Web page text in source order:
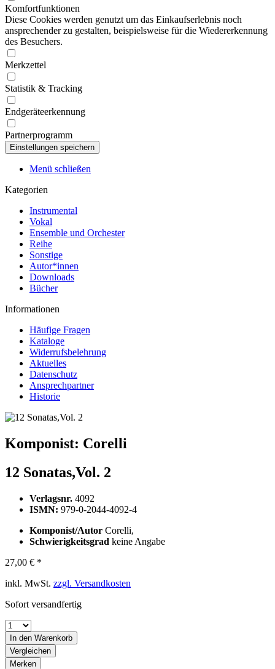
Komfortfunktionen
Diese Cookies werden genutzt um das Einkaufserlebnis noch
ansprechender zu gestalten, beispielsweise für die Wiedererkennung
des Besuchers.
Merkzettel
Statistik & Tracking
Endgeräteerkennung
Partnerprogramm
Menü schließen
Kategorien
Instrumental
Vokal
Ensemble und Orchester
Reihe
Sonstige
Autor*innen
Downloads
Bücher
Informationen
Häufige Fragen
Kataloge
Widerrufsbelehrung
Aktuelles
Datenschutz
Ansprechpartner
Historie
Komponist: Corelli
12 Sonatas,Vol. 2
Verlagsnr. 4092
ISMN: 979-0-2044-4092-4
Komponist/Autor Corelli,
Schwierigkeitsgrad keine Angabe
27,00 € *
inkl. MwSt. zzgl. Versandkosten
Sofort versandfertig
In den Warenkorb
Vergleichen
Merken